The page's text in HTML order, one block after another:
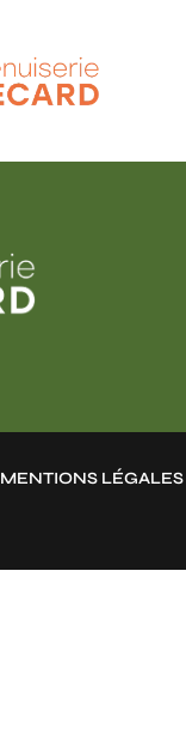
MENTIONS LÉGALES